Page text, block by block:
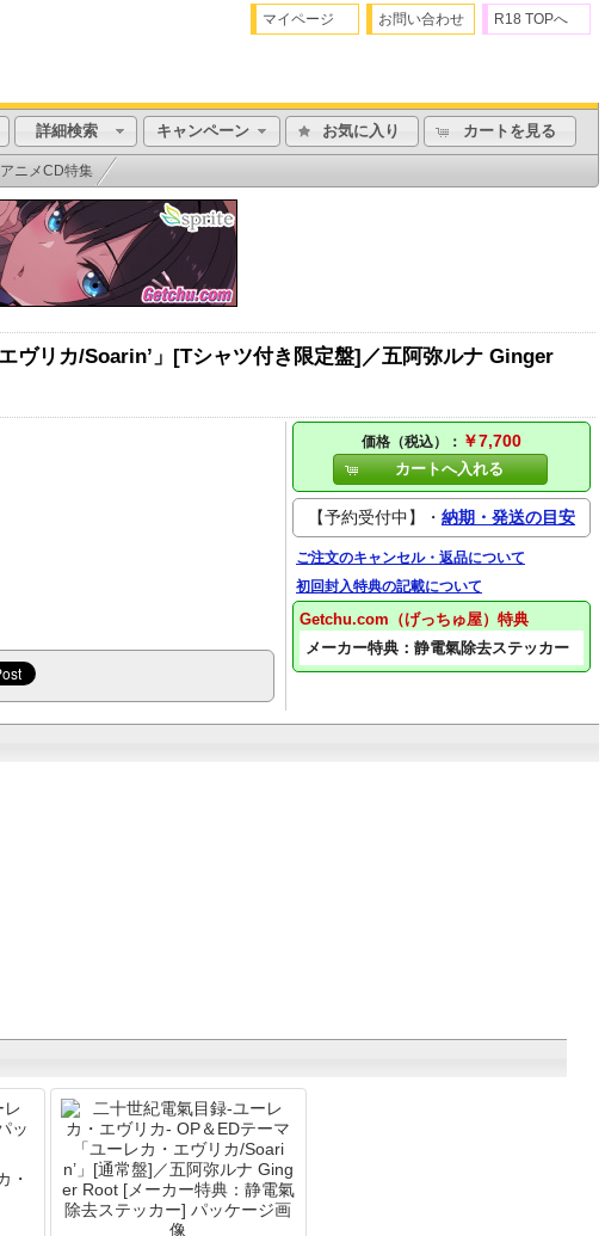
マイページ お問い合わせ R18 TOPへ
詳細検索 キャンペーン お気に入り カートを見る
アニメCD特集
ヴリカ/Soarin’」[Tシャツ付き限定盤]／五阿弥ルナ Ginger
価格（税込）： ￥7,700
カートへ入れる
【予約受付中】・ 納期・発送の目安
ご注文のキャンセル・返品について
初回封入特典の記載について
Getchu.com（げっちゅ屋）特典
メーカー特典：静電氣除去ステッカー
・